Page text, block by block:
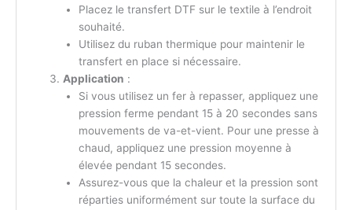
Placez le transfert DTF sur le textile à l’endroit
souhaité.
Utilisez du ruban thermique pour maintenir le
transfert en place si nécessaire.
Application :
Si vous utilisez un fer à repasser, appliquez une
pression ferme pendant 15 à 20 secondes sans
mouvements de va-et-vient. Pour une presse à
chaud, appliquez une pression moyenne à
élevée pendant 15 secondes.
Assurez-vous que la chaleur et la pression sont
réparties uniformément sur toute la surface du